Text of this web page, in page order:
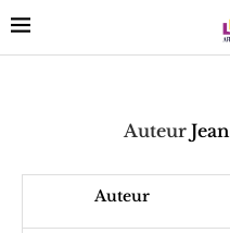
Auteur
Auteur